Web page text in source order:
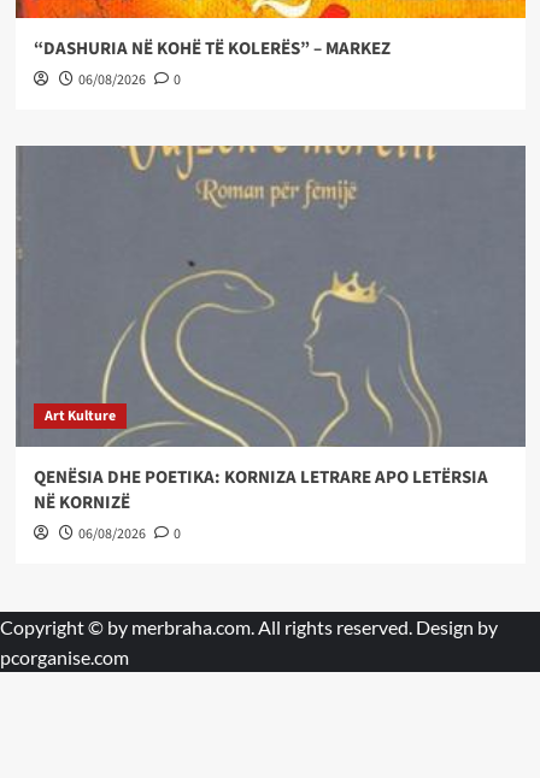
“DASHURIA NË KOHË TË KOLERËS” – MARKEZ
06/08/2026 0
Art Kulture
QENËSIA DHE POETIKA: KORNIZA LETRARE APO LETËRSIA
NË KORNIZË
06/08/2026 0
Copyright © by merbraha.com. All rights reserved. Design by
pcorganise.com